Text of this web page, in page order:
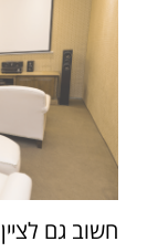
חשוב גם